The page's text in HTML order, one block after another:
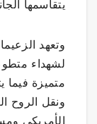
يتقاسمها
وتعهد
لشهداء
متميزة فيما
ونقل الروح
الأمريكي